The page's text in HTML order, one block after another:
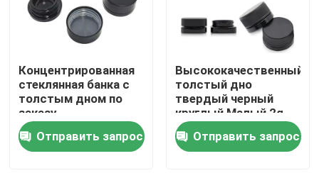
Дом
Продукты
Концентрированная
стеклянная банка с
толстым дном по
заказу
Отправить запрос
Высококачественный
толстый дно
твердый черный
круглый Малый 2g
5ml 9ml 1 грамм 7ml
концентрированный
банка с
Отправить запрос